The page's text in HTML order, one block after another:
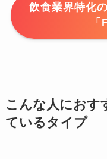
飲食業界特化
こんな人におす
ているタイプ